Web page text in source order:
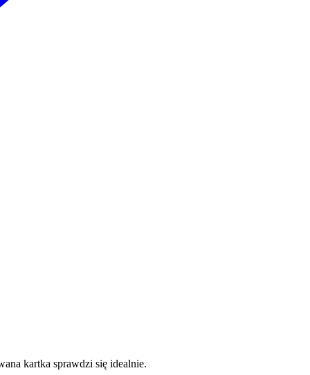
kartka sprawdzi się idealnie.